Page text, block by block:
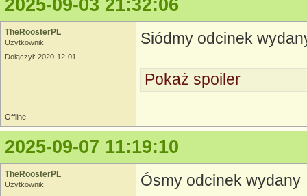
2025-09-03 21:32:06
TheRoosterPL
Użytkownik
Dołączył: 2020-12-01
Siódmy odcinek
Pokaż spoiler
Offline
2025-09-07 11:19:10
TheRoosterPL
Użytkownik
Ósmy odcinek wydany